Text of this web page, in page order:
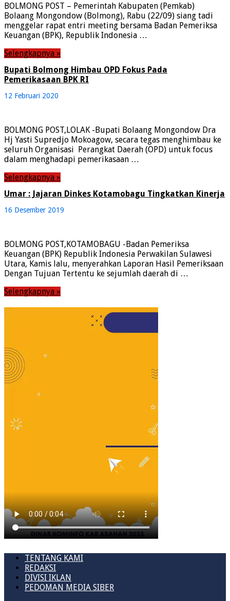
BOLMONG POST – Pemerintah Kabupaten (Pemkab)
Bolaang Mongondow (Bolmong), Rabu (22/09) siang tadi
menggelar rapat entri meeting bersama Badan Pemeriksa
Keuangan (BPK), Republik Indonesia …
Selengkapnya »
Bupati Bolmong Himbau OPD Fokus Pada
Pemerikasaan BPK RI
12 Februari 2020
BOLMONG POST,LOLAK -Bupati Bolaang Mongondow Dra
Hj Yasti Supredjo Mokoagow, secara tegas menghimbau ke
seluruh Organisasi Perangkat Daerah (OPD) untuk focus
dalam menghadapi pemerikasaan …
Selengkapnya »
Umar : Jajaran Dinkes Kotamobagu Tingkatkan Kinerja
16 Desember 2019
BOLMONG POST,KOTAMOBAGU -Badan Pemeriksa
Keuangan (BPK) Republik Indonesia Perwakilan Sulawesi
Utara, Kamis lalu, menyerahkan Laporan Hasil Pemeriksaan
Dengan Tujuan Tertentu ke sejumlah daerah di …
Selengkapnya »
TENTANG KAMI
REDAKSI
DIVISI IKLAN
PEDOMAN MEDIA SIBER